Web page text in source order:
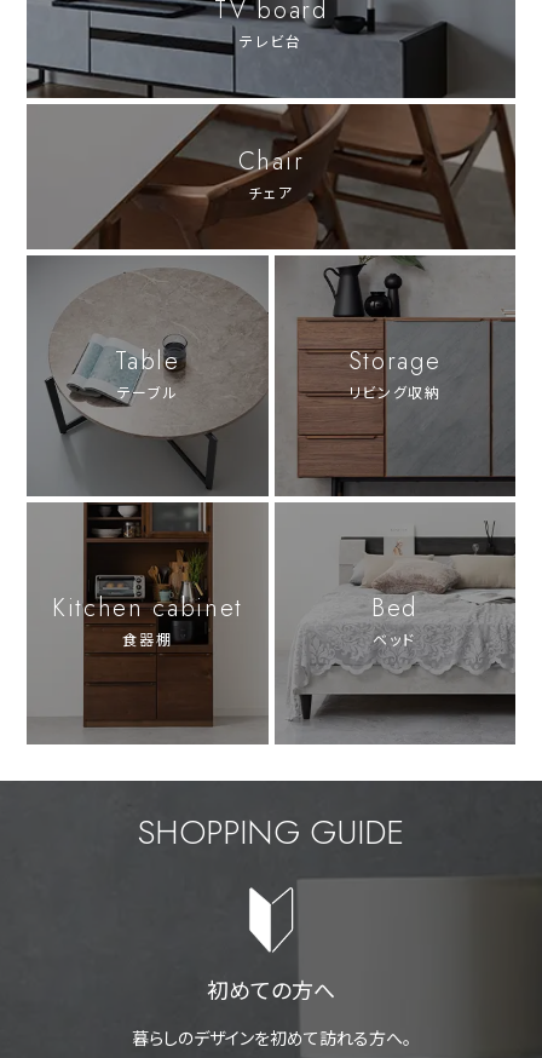
TV board
テレビ台
Chair
チェア
Table
テーブル
Storage
リビング収納
Kitchen cabinet
食器棚
Bed
ベッド
SHOPPING GUIDE
初めての方へ
暮らしのデザインを初めて訪れる方へ。